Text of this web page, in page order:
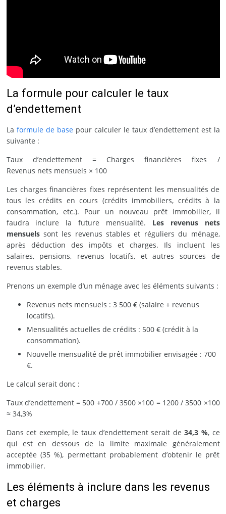
La formule pour calculer le taux
d’endettement
La formule de basepour calculer le taux d’endettement est la
suivante :
Taux d’endettement = Charges financières fixes /
Revenus nets mensuels × 100
Les charges financières fixes représentent les mensualités de
tous les crédits en cours (crédits immobiliers, crédits à la
consommation, etc.). Pour un nouveau prêt immobilier, il
faudra inclure la future mensualité. Les revenus nets
mensuelssont les revenus stables et réguliers du ménage,
après déduction des impôts et charges. Ils incluent les
salaires, pensions, revenus locatifs, et autres sources de
revenus stables.
Prenons un exemple d’un ménage avec les éléments suivants :
Revenus nets mensuels : 3 500 € (salaire + revenus
locatifs).
Mensualités actuelles de crédits : 500 € (crédit à la
consommation).
Nouvelle mensualité de prêt immobilier envisagée : 700
€.
Le calcul serait donc :
Taux d’endettement = 500 +700 / 3500 ×100 = 1200 / 3500 ×100
≈ 34,3%
Dans cet exemple, le taux d’endettement serait de34,3 %, ce
qui est en dessous de la limite maximale généralement
acceptée (35 %), permettant probablement d’obtenir le prêt
immobilier.
Les éléments à inclure dans les revenus
et charges